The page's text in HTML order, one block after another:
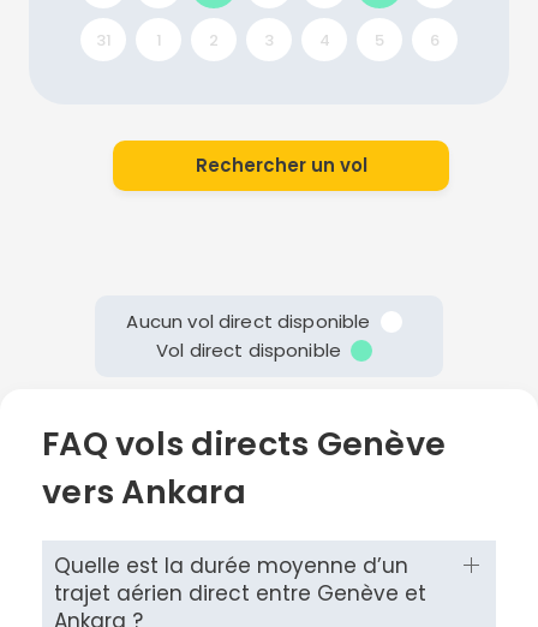
31 1 2 3 4 5 6
Rechercher un vol
Aucun vol direct disponible
Vol direct disponible
FAQ vols directs Genève
vers Ankara
Quelle est la durée moyenne d’un
trajet aérien direct entre Genève et
Ankara ?